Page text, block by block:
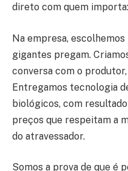
direto com quem
Na empresa,
gigantes pregam.
conversa com o
Entregamos tecnologia
biológicos, com
preços que respeitam a
do atravessador.
Somos a prova de que é